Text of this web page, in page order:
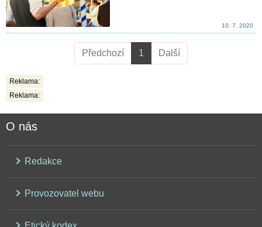
10. 7. 2020
Předchozí 1 Další
Reklama:
Reklama:
O nás
Redakce
Provozovatel webu